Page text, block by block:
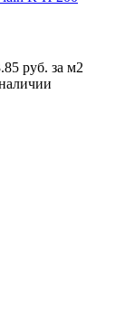
руб. за м2